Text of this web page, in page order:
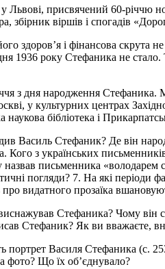
Львові, присвячений 60-річчю
збірник віршів і спогадів
здоров’я і фінансова
1936 року Стефаника не
з дня народження Стефаника.
у культурних центрах
бібліотека і
Василь Стефаник? Де він
Кого з українських
письменника
погляди? 7. На які періоди
видатного прозаїка
Стефаника? Чому він
Стефаник? Як ви
портрет Василя Стефаника (с.
фото? Що їх об’єднувало?